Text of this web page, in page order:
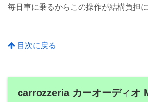
毎日車に乗るからこの操作が結構負担に
目次に戻る
carrozzeria カーオーディオ